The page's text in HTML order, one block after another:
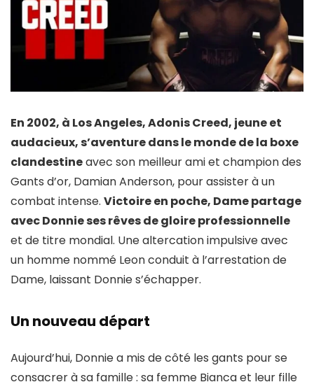
En 2002, à Los Angeles, Adonis Creed, jeune et
audacieux, s’aventure dans le monde de la boxe
clandestineavec son meilleur ami et champion des
Gants d’or, Damian Anderson, pour assister à un
combat intense. Victoire en poche, Dame partage
avec Donnie ses rêves de gloire professionnelle
et de titre mondial. Une altercation impulsive avec
un homme nommé Leon conduit à l’arrestation de
Dame, laissant Donnie s’échapper.
Un nouveau départ
Aujourd’hui, Donnie a mis de côté les gants pour se
consacrer à sa famille : sa femme Bianca et leur fille